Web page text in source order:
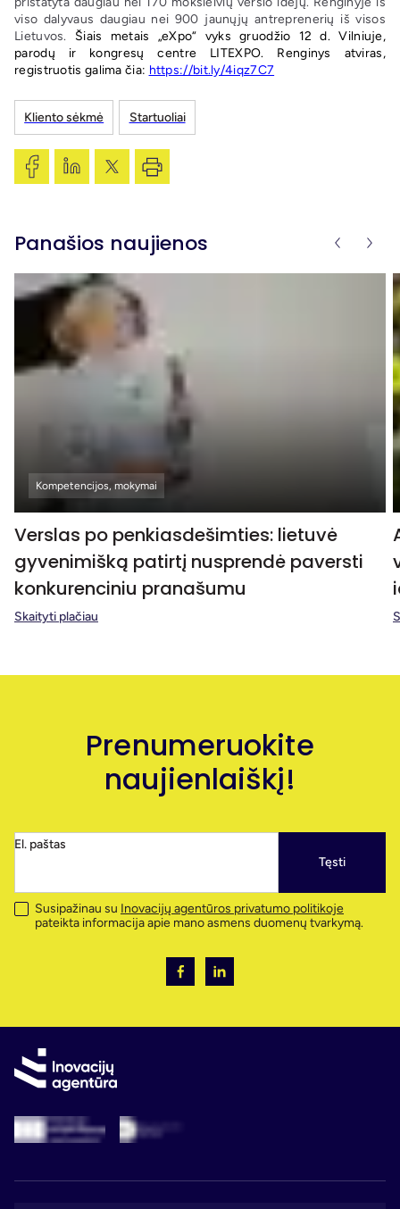
viso dalyvaus daugiau nei 900 jaunųjų antreprenerių iš visos
Lietuvos. Šiais metais „eXpo“ vyks gruodžio 12 d. Vilniuje,
parodų ir kongresų centre LITEXPO. Renginys atviras,
registruotis galima čia: https://bit.ly/4iqz7C7
Kliento sėkmė Startuoliai
Panašios naujienos
Kompetencijos, mokymai
Verslas po penkiasdešimties: lietuvė
gyvenimišką patirtį nusprendė paversti
konkurenciniu pranašumu
Skaityti plačiau
Prenumeruokite
naujienlaiškį!
El. paštas
Tęsti
Susipažinau su Inovacijų agentūros privatumo politikoje
pateikta informacija apie mano asmens duomenų tvarkymą.